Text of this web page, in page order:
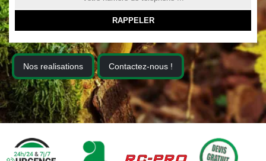
Nos realisations Contactez-nous !